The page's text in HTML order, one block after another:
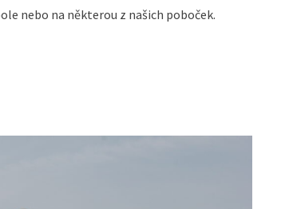
nebo na některou z našich poboček.